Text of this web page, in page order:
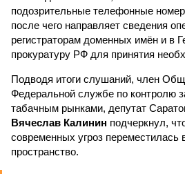
подозрительные телефонные
после чего направляет сведения
регистраторам доменных имён и в
прокуратуру РФ для принятия
Подводя итоги слушаний, член
Федеральной службе по контролю
табачным рынками, депутат
Вячеслав Калинин подчеркнул,
современных угроз переместилась
пространство.